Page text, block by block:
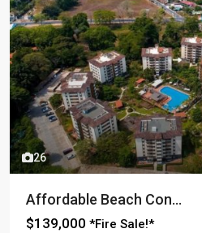
26
Affordable Beach Con...
$139,000 *Fire Sale!*